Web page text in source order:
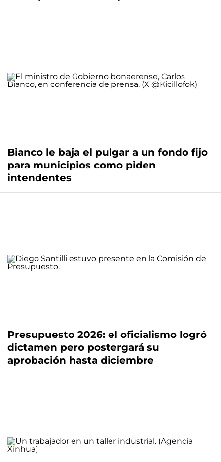
Bianco le baja el pulgar a un fondo fijo
para municipios como piden
intendentes
Presupuesto 2026: el oficialismo logró
dictamen pero postergará su
aprobación hasta diciembre